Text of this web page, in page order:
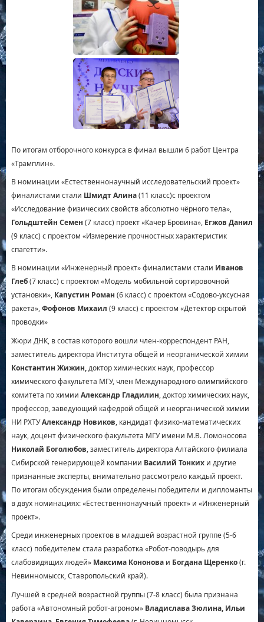
По итогам отборочного конкурса в финал вышли 6 работ Центра
«Трамплин».
В номинации «Естественнонаучный исследовательский проект»
финалистами стали Шмидт Алина(11 класс)с проектом
«Исследование физических свойств абсолютно чёрного тела»,
Гольдштейн Семен (7 класс) проект «Качер Бровина», Егжов Данил
(9 класс) с проектом «Измерение прочностных характеристик
спагетти».
В номинации «Инженерный проект» финалистами стали Иванов
Глеб(7 класс) с проектом «Модель мобильной сортировочной
установки», Капустин Роман (6 класс) с проектом «Содово-уксусная
ракета»,Фофонов Михаил (9 класс) с проектом «Детектор скрытой
проводки»
Жюри ДНК, в состав которого вошли член-корреспондент РАН,
заместитель директора Института общей и неорганической химии
Константин Жижин,доктор химических наук, профессор
химического факультета МГУ, член Международного олимпийского
комитета по химии Александр Гладилин, доктор химических наук,
профессор, заведующий кафедрой общей и неорганической химии
НИ РХТУАлександр Новиков, кандидат физико-математических
наук, доцент физического факультета МГУ имени М.В. Ломоносова
Николай Боголюбов, заместитель директора Алтайского филиала
Сибирской генерирующей компании Василий Тонкихи другие
признанные эксперты, внимательно рассмотрело каждый проект.
По итогам обсуждения были определены победители и дипломанты
в двух номинациях: «Естественнонаучный проект» и «Инженерный
проект».
Среди инженерных проектов в младшей возрастной группе (5-6
класс) победителем стала разработка «Робот-поводырь для
слабовидящих людей» Максима Кононоваи Богдана Щеренко(г.
Невинномысск, Ставропольский край).
Лучшей в средней возрастной группы (7-8 класс) была признана
работа «Автономный робот-агроном» Владислава Зюлина, Ильи